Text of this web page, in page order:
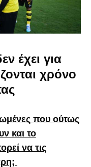
έχει για
χρόνο
που ούτως
και το
να τις